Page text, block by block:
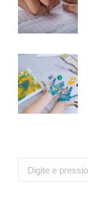
Search: